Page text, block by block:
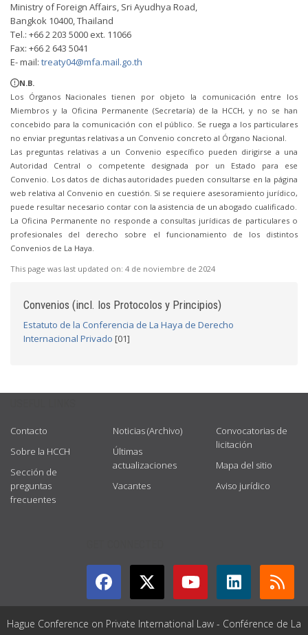
Ministry of Foreign Affairs, Sri Ayudhya Road,
Bangkok 10400, Thailand
Tel.: +66 2 203 5000 ext. 11066
Fax: +66 2 643 5041
E- mail: treaty04@mfa.mail.go.th
N.B.
Los Órganos Nacionales tienen por objeto la comunicación entre los
Miembros y la Oficina Permanente (Secretaría) de la HCCH, y no se han
concebido para la comunicación con el público. Se ruega a los particulares
no enviar preguntas relativas a un Convenio concreto al Órgano Nacional.
Las preguntas relativas a un Convenio específico pueden dirigirse a una
Autoridad Central o competente designada por un Estado para ese
Convenio. Los datos de dichas autoridades pueden consultarse en la página
web relativa al Convenio en cuestión. Si se requiere asesoramiento jurídico,
puede resultar necesario contar con la asistencia de un abogado cualificado.
La Oficina Permanente no responde a consultas jurídicas de particulares o
profesionales del derecho sobre el funcionamiento de los distintos
Convenios de La Haya.
This page was last updated on: 4 de noviembre de 2024
Convenios (incl. los Protocolos y Principios)
Estatuto de la Conferencia de La Haya de Derecho
Internacional Privado [01]
Contacto
Sobre la HCCH
Sección de
preguntas
frecuentes
Noticias (Archivo)
Últimas
actualizaciones
Vacantes
Convocatorias de
licitación
Mapa del sitio
Aviso jurídico
Hague Conference on Private International Law - Conférence de La